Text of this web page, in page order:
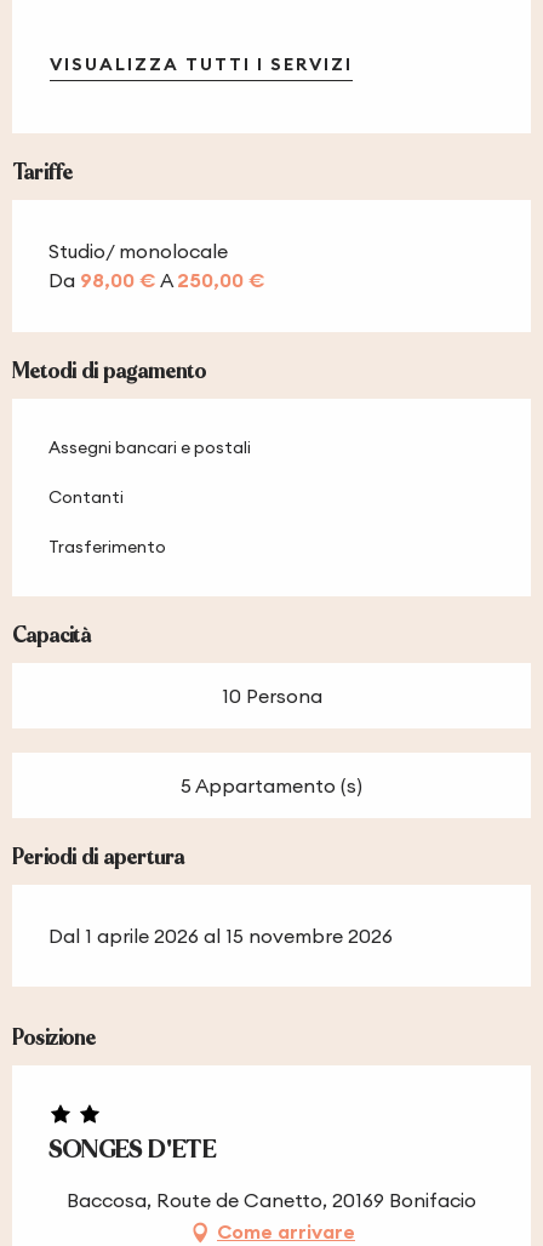
VISUALIZZA TUTTI I SERVIZI
Tariffe
Studio/ monolocale
Da 98,00 € A 250,00 €
Metodi di pagamento
Assegni bancari e postali
Contanti
Trasferimento
Capacità
10 Persona
5 Appartamento (s)
Periodi di apertura
Dal 1 aprile 2026 al 15 novembre 2026
Posizione
SONGES D'ETE
Baccosa, Route de Canetto, 20169 Bonifacio
Come arrivare